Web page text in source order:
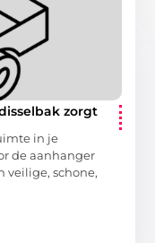
zorgt
in je
de aanhanger
veilige, schone,